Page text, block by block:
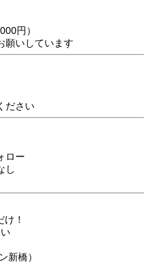
円）
願いしています
ださい
ロー
し
！
新橋）